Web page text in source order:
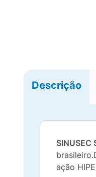
Descrição
SINUSEC
ação